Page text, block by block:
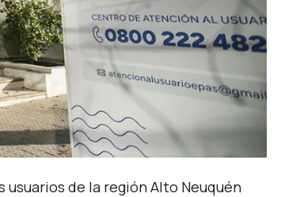
usuarios de la región Alto Neuquén